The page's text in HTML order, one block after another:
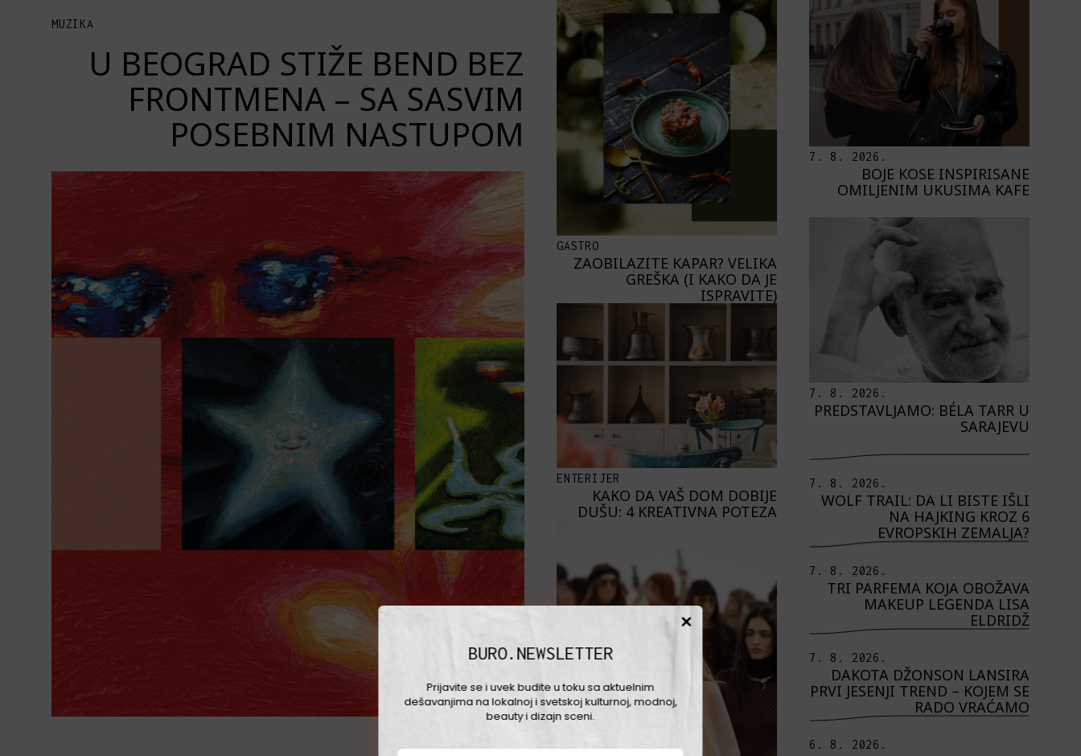
MUZIKA
U BEOGRAD STIŽE BEND BEZ
FRONTMENA – SA SASVIM
POSEBNIM NASTUPOM
GASTRO
ZAOBILAZITE KAPAR? VELIKA
GREŠKA (I KAKO DA JE
ISPRAVITE)
ENTERIJER
KAKO DA VAŠ DOM DOBIJE
DUŠU: 4 KREATIVNA POTEZA
7. 8. 2026.
BOJE KOSE INSPIRISANE
OMILJENIM UKUSIMA KAFE
7. 8. 2026.
PREDSTAVLJAMO: BÉLA TARR U
SARAJEVU
7. 8. 2026.
WOLF TRAIL: DA LI BISTE IŠLI
NA HAJKING KROZ 6
EVROPSKIH ZEMALJA?
7. 8. 2026.
TRI PARFEMA KOJA OBOŽAVA
MAKEUP LEGENDA LISA
ELDRIDŽ
7. 8. 2026.
DAKOTA DŽONSON LANSIRA
PRVI JESENJI TREND – KOJEM SE
RADO VRAĆAMO
6. 8. 2026.
BURO.NEWSLETTER
Prijavite se i uvek budite u toku sa aktuelnim
dešavanjima na lokalnoj i svetskoj kulturnoj, modnoj,
beauty i dizajn sceni.